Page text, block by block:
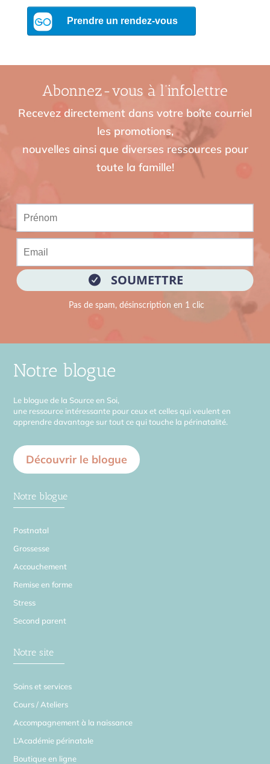
Abonnez-vous à l’infolettre
Recevez directement dans votre boîte courriel
les promotions,
nouvelles ainsi que diverses ressources pour
toute la famille!
Notre blogue
Le blogue de la Source en Soi,
une ressource intéressante pour ceux et celles qui veulent en
apprendre davantage sur tout ce qui touche la périnatalité.
Découvrir le blogue
Notre blogue
Postnatal
Grossesse
Accouchement
Remise en forme
Stress
Second parent
Notre site
Soins et services
Cours / Ateliers
Accompagnement à la naissance
L’Académie périnatale
Boutique en ligne